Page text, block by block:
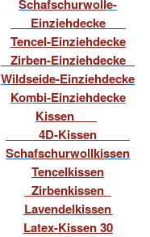
Schafschurwolle-
Einziehdecke
Tencel-Einziehdecke
Zirben-Einziehdecke
Wildseide-Einziehdecke
Kombi-Einziehdecke
Kissen
4D-Kissen
Schafschurwollkissen
Tencelkissen
Zirbenkissen
Lavendelkissen
Latex-Kissen 30